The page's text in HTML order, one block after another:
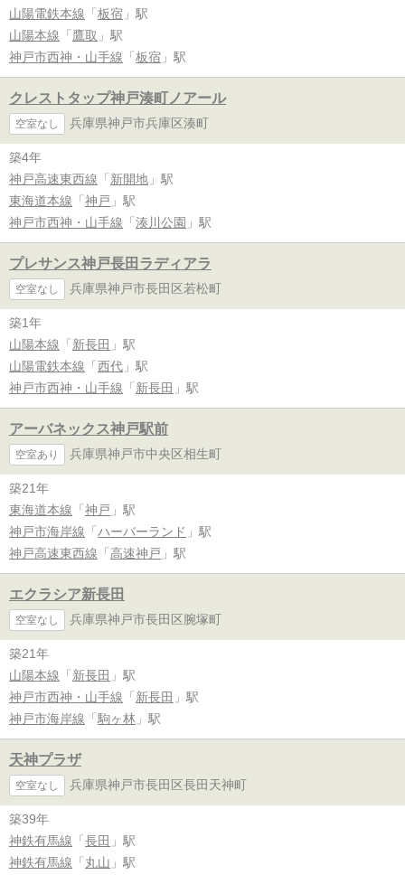
山陽電鉄本線 「 板宿 」駅
山陽本線 「 鷹取 」駅
神戸市西神・山手線 「 板宿 」駅
クレストタップ神戸湊町ノアール
空室なし 兵庫県神戸市兵庫区湊町
築4年
神戸高速東西線 「 新開地 」駅
東海道本線 「 神戸 」駅
神戸市西神・山手線 「 湊川公園 」駅
プレサンス神戸長田ラディアラ
空室なし 兵庫県神戸市長田区若松町
築1年
山陽本線 「 新長田 」駅
山陽電鉄本線 「 西代 」駅
神戸市西神・山手線 「 新長田 」駅
アーバネックス神戸駅前
空室あり 兵庫県神戸市中央区相生町
築21年
東海道本線 「 神戸 」駅
神戸市海岸線 「 ハーバーランド 」駅
神戸高速東西線 「 高速神戸 」駅
エクラシア新長田
空室なし 兵庫県神戸市長田区腕塚町
築21年
山陽本線 「 新長田 」駅
神戸市西神・山手線 「 新長田 」駅
神戸市海岸線 「 駒ヶ林 」駅
天神プラザ
空室なし 兵庫県神戸市長田区長田天神町
築39年
神鉄有馬線 「 長田 」駅
神鉄有馬線 「 丸山 」駅